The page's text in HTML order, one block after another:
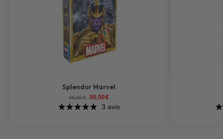
Splendor Marvel
35,50€ 30,00€
3 avis